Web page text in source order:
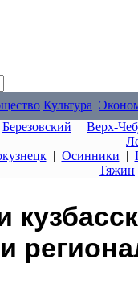
Культура
Березовский | Верх-
| Осинники |
Тяжин